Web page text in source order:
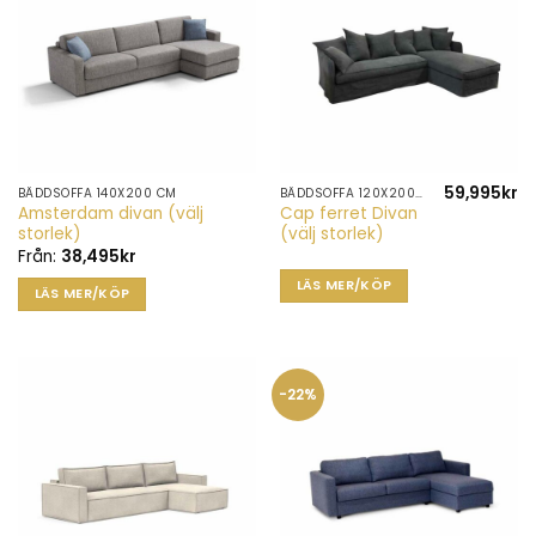
BÄDDSOFFA 140X200 CM
Amsterdam divan (välj
storlek)
Från: 38,495kr
LÄS MER/KÖP
Den
här
produkten
flera
produktsidan
BÄDDSOFFA 120X200 CM
Cap ferret Divan
(välj storlek)
59,995kr
LÄS MER/KÖP
-22%